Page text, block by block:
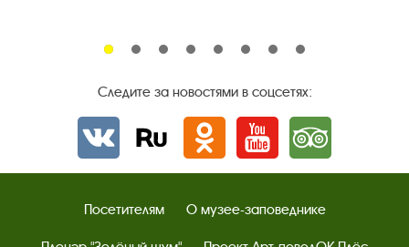
Следите за новостями в соцсетях:
Вконтактеrutube Одноклассники
YouTube Трипадвизор
Посетителям О музее-заповеднике